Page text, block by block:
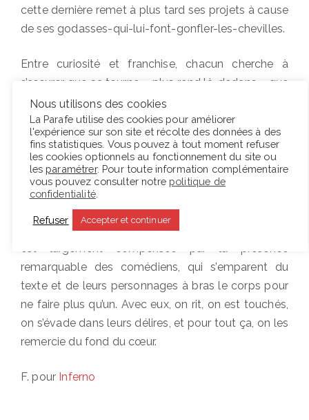
cette dernière remet à plus tard ses projets à cause
de ses godasses-qui-lui-font-gonfler-les-chevilles.
Entre curiosité et franchise, chacun cherche à
s’assurer que ça tourne « plus rond là-dedans » que
chez les autres. Les femmes posent leurs
questions sans détour pendant que les hommes
esquivent et s’émerveillent de la forme des nuages,
entre deux crises de larmes. Le mélange est
parfaitement équilibré, entre tendresse et crudité,
rire et tristesse.
La simplicité visuelle et sonore de la scénographie
est largement compensée par la présence
remarquable des comédiens, qui s’emparent du
texte et de leurs personnages à bras le corps pour
ne faire plus qu’un. Avec eux, on rit, on est touchés,
on s’évade dans leurs délires, et pour tout ça, on les
remercie du fond du cœur.
F. pour Inferno
Nous utilisons des cookies
La Parafe utilise des cookies pour améliorer
l'expérience sur son site et récolte des données à des
fins statistiques. Vous pouvez à tout moment refuser
les cookies optionnels au fonctionnement du site ou
les paramétrer. Pour toute information complémentaire
vous pouvez consulter notre politique de
confidentialité.
Refuser Accepter et continuer